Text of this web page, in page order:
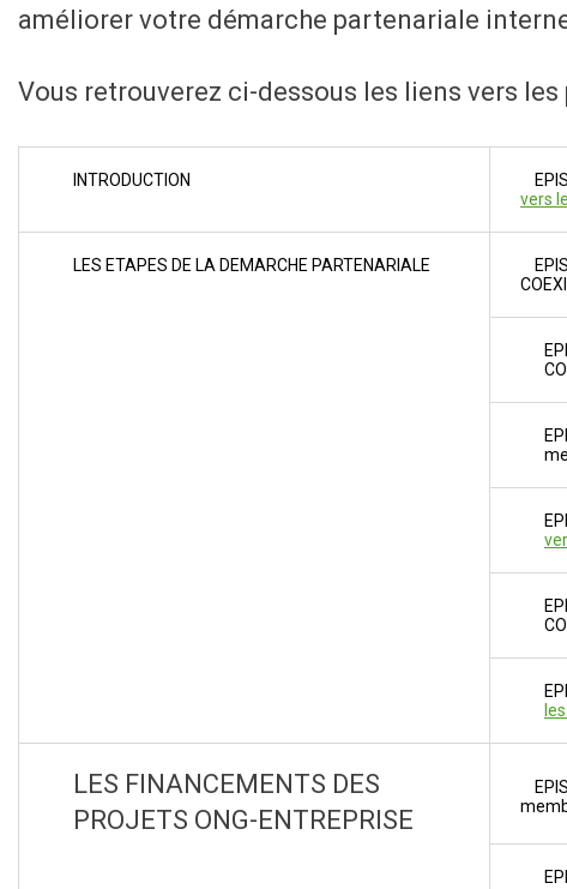
améliorer votre démarche partenariale
Vous retrouverez ci-dessous les liens vers
INTRODUCTION
vers
LES ETAPES DE LA DEMARCHE PARTENARIALE
LES FINANCEMENTS DES
PROJETS ONG-ENTREPRISE